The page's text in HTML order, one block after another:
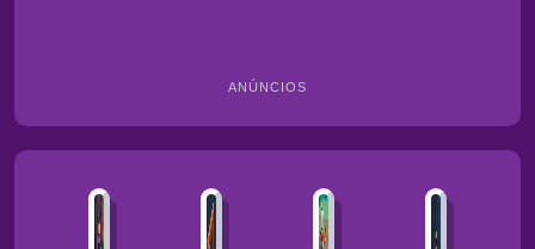
ANÚNCIOS